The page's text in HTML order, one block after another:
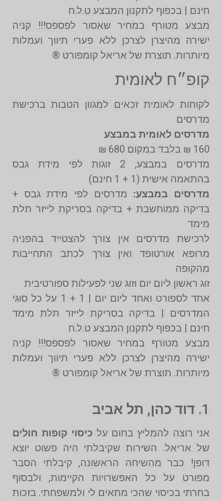
חינם | בכפוף לתקנון המבצע ט.ל.ח
מבצע מטורף במחיר שאסור לפספס!!! קניה
ישירה מהיצרן לצרכן ללא פערי תיווך ועמלות
מיותרות. תוצרת של אריאל קומפורט ®️
קופ״ח לאומית
לקוחות לאומית זכאים למגוון הטבות ברכישת
מדרסים
מדרסים לאומית במבצע
160 ₪ בלבד במקום 680 ₪
מדרסים במבצע, 2 זוגות לפי מידת גבס
בהתאמה אישית (1 + 1 חינם)
מדרסים במבצע: מדרסים לפי מידת גבס +
בדיקה ממוחשבת + בדיקה בסריקת לייזר תלת
מימד
לרכישת מדרסים אין צורך להצטייד בהפניה
מרופא אורטופד ואין צורך לכתב התחייבות
מהקופה
זוג ראשון ליום יום וזוג שני לפעילות ספורטיבית
אחד לספורט ואחד ליום יום | 1 + 1 על כל סוגי
המדרסים | בדיקה בסריקת לייזר תלת מימד
חינם | בכפוף לתקנון המבצע ט.ל.ח
מבצע מטורף במחיר שאסור לפספס!!! קניה
ישירה מהיצרן לצרכן ללא פערי תיווך ועמלות
מיותרות. תוצרת של אריאל קומפורט ®️
1. דוד כהן, תל אביב
אני רוצה להמליץ בחום על כיסוי קופות חולים
של אריאל. השירות שקיבלתי היה פשוט יוצא
דופן! כבר מהשיחה הראשונה, קיבלתי הסבר
מפורט על כל האפשרויות הקיימות, ולבסוף
בחרתי בכיסוי שהכי מתאים לי ולמשפחתי. בזכות